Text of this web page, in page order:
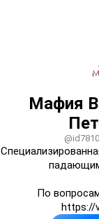
Мафия
По
https://